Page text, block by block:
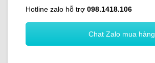
Hotline zalo hỗ trợ 098.1418.106
Chat Zalo mua hàng